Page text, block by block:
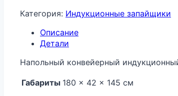
Категория: Индукционные запайщики
Описание
Детали
Напольный конвейерный
Габариты 180 × 42 × 145 см